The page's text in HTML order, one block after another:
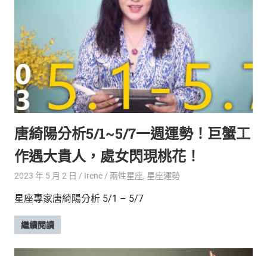
唐綺陽分析5/1~5/7一週運勢！巨蟹工
作遇大貴人，處女閃現桃花！
2023 年 5 月 2 日 Irene 兩性星座, 星座運勢
星座專家唐綺陽分析 5/1 – 5/7
繼續閱讀